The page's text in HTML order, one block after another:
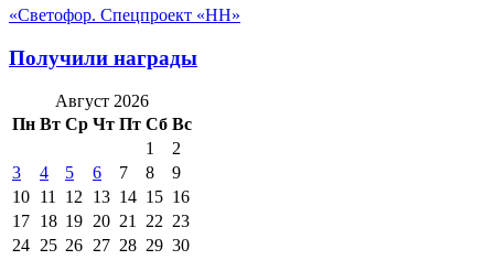
«Светофор. Спецпроект «НН»
Получили награды
Август 2026
Пн Вт Ср Чт Пт Сб Вс
1
2
3
4 5 6 7 8
9
10 11 12 13 14 15 16
17 18 19 20 21 22 23
24 25 26 27 28 29 30